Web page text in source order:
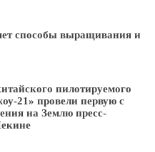
способы выращивания и
пилотируемого
21» провели первую с
на Землю пресс-